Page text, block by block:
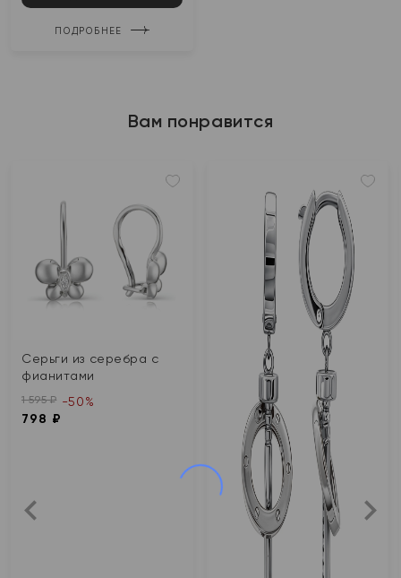
ПОДРОБНЕЕ
Вам понравится
Серьги из серебра с
фианитами
1 595 ₽
798 ₽
-50%